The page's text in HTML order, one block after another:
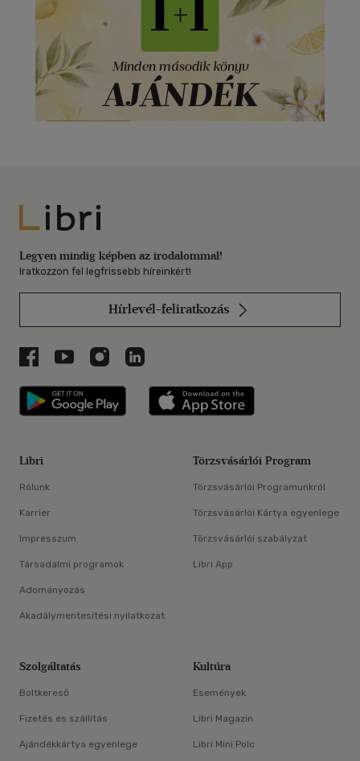
Libri
Legyen mindig képben az irodalommal!
Iratkozzon fel legfrissebb híreinkért!
Hírlevél-feliratkozás
Libri a Facebookon
Libri a Youtube-on
Libri az Instagramon
Libri a LinkedInen
Libri applikáció Szerezd meg: Google
Libri
Rólunk
Karrier
Impresszum
Társadalmi programok
Adományozás
Akadálymentesítési nyilatkozat
Törzsvásárlói Program
Törzsvásárlói Programunkról
Törzsvásárlói Kártya egyenlege
Törzsvásárlói szabályzat
Libri App
Szolgáltatás
Boltkereső
Fizetés és szállítás
Ajándékkártya egyenlege
Kultúra
Események
Libri Magazin
Libri Mini Polc